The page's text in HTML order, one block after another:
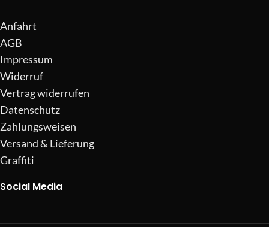
Anfahrt
AGB
Impressum
Widerruf
Vertrag widerrufen
Datenschutz
Zahlungsweisen
Versand & Lieferung
Graffiti
Social Media